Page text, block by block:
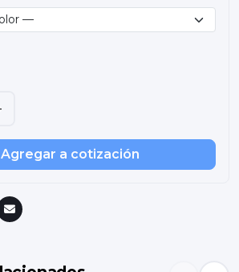
Agregar a cotización